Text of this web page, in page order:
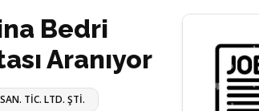
Bedri
Aranıyor
TİC. LTD. ŞTİ.